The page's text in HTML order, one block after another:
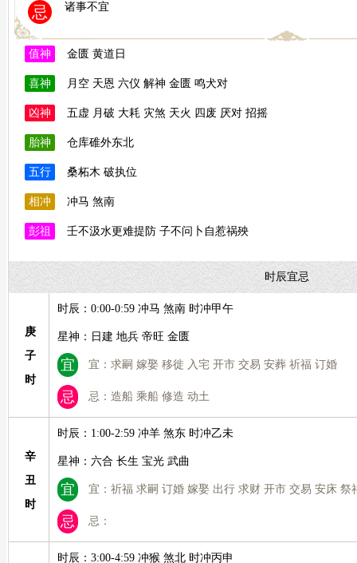
忌 诸事不宜
值神 金匮 黄道日
喜神 月空 天恩 六仪 解神 金匮 鸣犬对
凶神 五虚 月破 大耗 灾煞 天火 四废 厌对 招摇
胎神 仓库碓外东北
五行 桑柘木 破执位
相冲 冲马 煞南
彭祖 壬不汲水更难提防 子不问卜自惹祸殃
时辰宜忌
庚
子
时
时辰：0:00-0:59 冲马 煞南 时冲甲午
星神：日建 地兵 帝旺 金匮
宜 宜：求嗣 嫁娶 移徙 入宅 开市 交易 安葬 祈福 订婚
忌 忌：造船 乘船 修造 动土
辛
丑
时
时辰：1:00-2:59 冲羊 煞东 时冲乙未
星神：六合 长生 宝光 武曲
宜 宜：祈福 求嗣 订婚 嫁娶 出行 求财 开市 交易 安床 祭
忌 忌：
时辰：3:00-4:59 冲猴 煞北 时冲丙申